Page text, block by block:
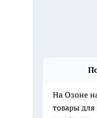
На Озоне
товары для